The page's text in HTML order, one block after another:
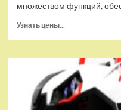
множеством функций,
Узнать цены...
Детский
электромобиль
RiverToys
K999PX
белый